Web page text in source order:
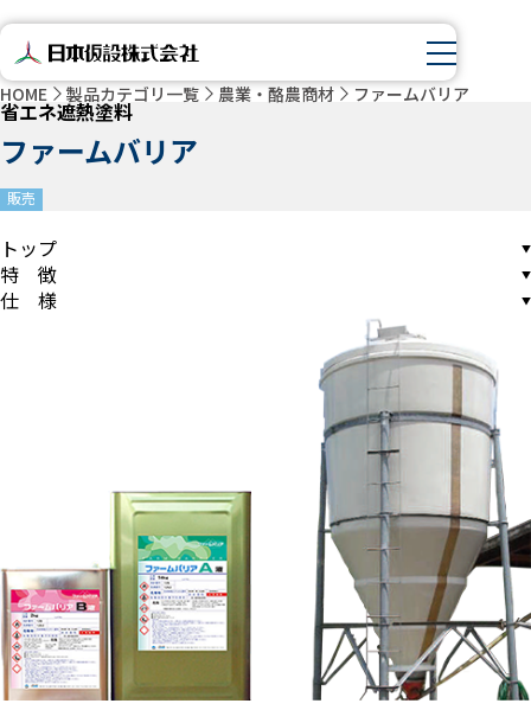
HOME 製品カテゴリ一覧 農業・酪農商材 ファームバリア
省エネ遮熱塗料
ファームバリア
販売
トップ
特 徴
仕 様